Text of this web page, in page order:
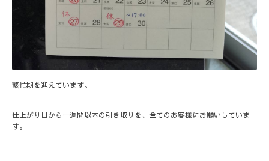
繁忙期を迎えています。
仕上がり日から一週間以内の引き取りを、全てのお客様にお願いしていま
す。